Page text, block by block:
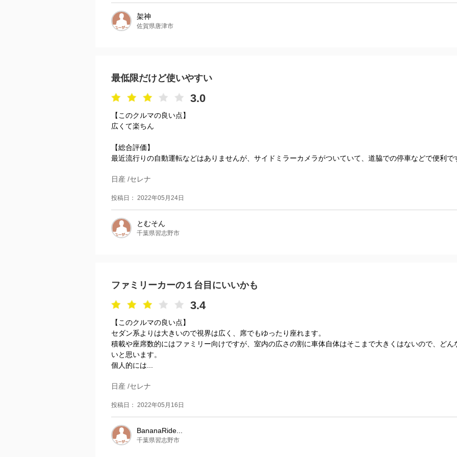
架神
佐賀県唐津市
最低限だけど使いやすい
3.0
【このクルマの良い点】
広くて楽ちん
【総合評価】
最近流行りの自動運転などはありませんが、サイドミラーカメラがついていて、道脇での停車などで便利で
日産 /セレナ
投稿日： 2022年05月24日
とむそん
千葉県習志野市
ファミリーカーの１台目にいいかも
3.4
【このクルマの良い点】
セダン系よりは大きいので視界は広く、席でもゆったり座れます。
積載や座席数的にはファミリー向けですが、室内の広さの割に車体自体はそこまで大きくはないので、ど
いと思います。
個人的には...
日産 /セレナ
投稿日： 2022年05月16日
BananaRide...
千葉県習志野市